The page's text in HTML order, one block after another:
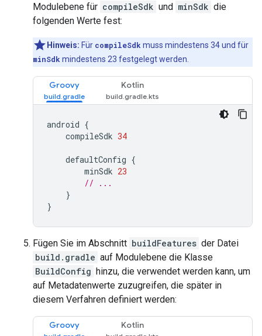
Modulebene für compileSdk und minSdk die
folgenden Werte fest:
Hinweis: Für compileSdk muss mindestens 34 und für
minSdk mindestens 23 festgelegt werden.
Groovy Kotlin
android {
compileSdk 34
defaultConfig {
minSdk 23
// ...
}
}
Fügen Sie im Abschnitt buildFeatures der Datei
build.gradle auf Modulebene die Klasse
BuildConfig hinzu, die verwendet werden kann, um
auf Metadatenwerte zuzugreifen, die später in
diesem Verfahren definiert werden:
Groovy Kotlin